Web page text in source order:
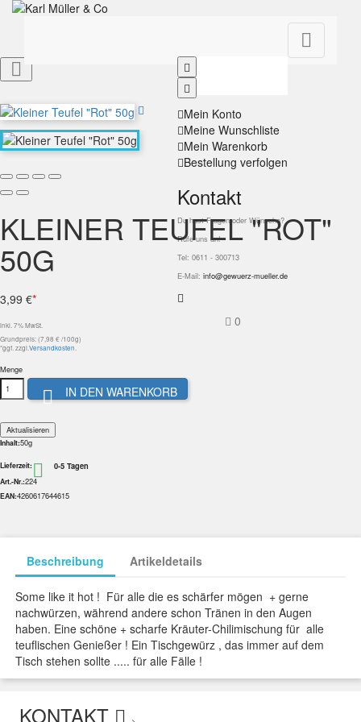

Mein Konto
Meine Wunschliste
Mein Warenkorb
Bestellung verfolgen
Kontakt
Du hast Fragen oder Wünsche?
Rufe uns an!
Tel: 0611 - 300713
E-Mail: info@gewuerz-mueller.de
0

KLEINER TEUFEL "ROT"
50G
3,99 €*
inkl. 7% MwSt.
Grundpreis: (7,98 € /100g)
*ggf. zzgl.Versandkosten
Menge
 IN DEN WARENKORB
Inhalt:50g
Lieferzeit:  0-5 Tagen
Art.-Nr.:224
EAN:4260617644615
Beschreibung Artikeldetails
Some like it hot ! Für alle die es schärfer mögen + gerne
nachwürzen, während andere schon Tränen in den Augen
haben. Eine schöne + scharfe Kräuter-Chilimischung für alle
teuflischen Genießer ! Ein Tischgewürz , das immer auf dem
Tisch stehen sollte ..... für alle Fälle !
KONTAKT